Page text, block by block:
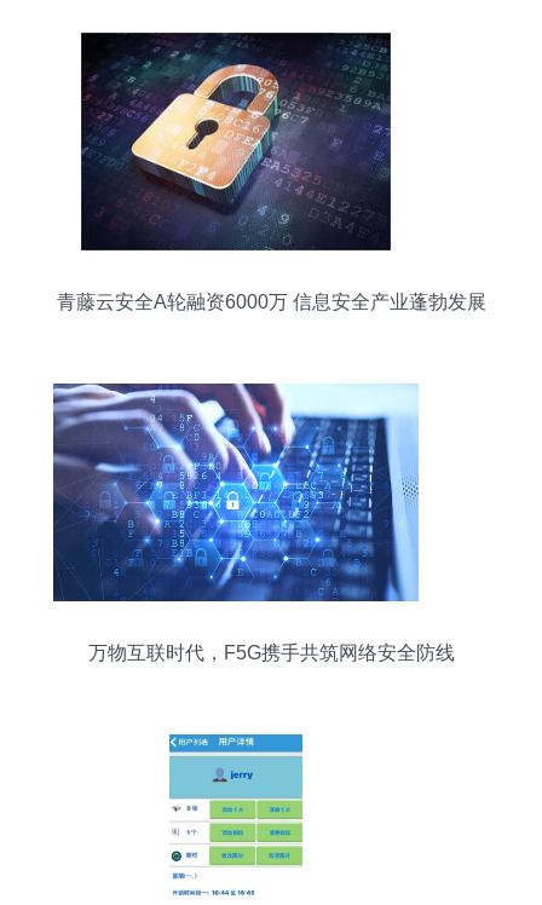
青藤云安全A轮融资6000万 信息安全产业蓬勃发展
万物互联时代，F5G携手共筑网络安全防线